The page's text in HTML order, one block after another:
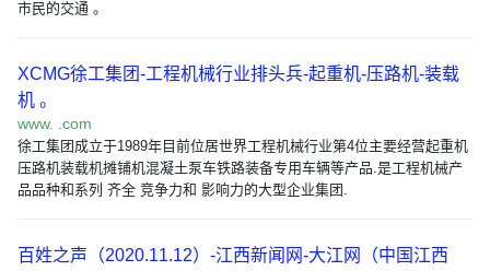
市民的交通 。
XCMG徐工集团-工程机械行业排头兵-起重机-压路机-装载
机 。
www. .com
徐工集团成立于1989年目前位居世界工程机械行业第4位主要经营起重机
压路机装载机摊铺机混凝土泵车铁路装备专用车辆等产品.是工程机械产
品品种和系列 齐全 竞争力和 影响力的大型企业集团.
百姓之声（2020.11.12）-江西新闻网-大江网（中国江西